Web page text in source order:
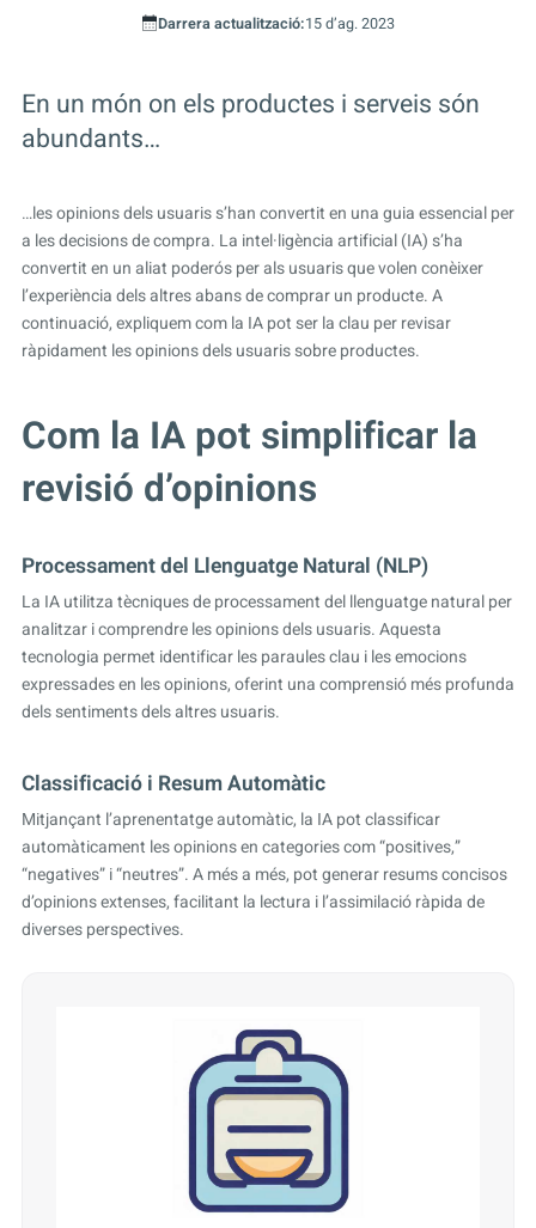
Darrera actualització:15 d’ag. 2023
En un món on els productes i serveis són
abundants…
…les opinions dels usuaris s’han convertit en una guia essencial per
a les decisions de compra. La intel·ligència artificial (IA) s’ha
convertit en un aliat poderós per als usuaris que volen conèixer
l’experiència dels altres abans de comprar un producte. A
continuació, expliquem com la IA pot ser la clau per revisar
ràpidament les opinions dels usuaris sobre productes.
Com la IA pot simplificar la
revisió d’opinions
Processament del Llenguatge Natural (NLP)
La IA utilitza tècniques de processament del llenguatge natural per
analitzar i comprendre les opinions dels usuaris. Aquesta
tecnologia permet identificar les paraules clau i les emocions
expressades en les opinions, oferint una comprensió més profunda
dels sentiments dels altres usuaris.
Classificació i Resum Automàtic
Mitjançant l’aprenentatge automàtic, la IA pot classificar
automàticament les opinions en categories com “positives,”
“negatives” i “neutres”. A més a més, pot generar resums concisos
d’opinions extenses, facilitant la lectura i l’assimilació ràpida de
diverses perspectives.